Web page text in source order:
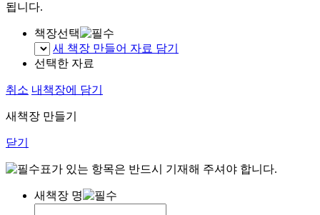
됩니다.
책장선택
새 책장 만들어 자료 담기
선택한 자료
취소 내책장에 담기
새책장 만들기
닫기
표가 있는 항목은 반드시 기재해 주셔야 합니다.
새책장 명